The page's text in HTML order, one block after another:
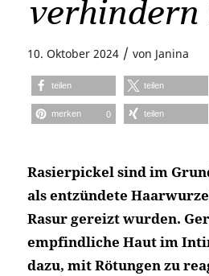
verhindern
10. Oktober 2024 / von Janina
teilen teilen
merken 0 teilen
Rasierpickel sind im
als entzündete
Rasur gereizt wurden.
empfindliche Haut im
dazu, mit Rötungen zu